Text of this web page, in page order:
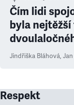
Čím lidi
byla
Jindřiška Bláhová,
Respekt